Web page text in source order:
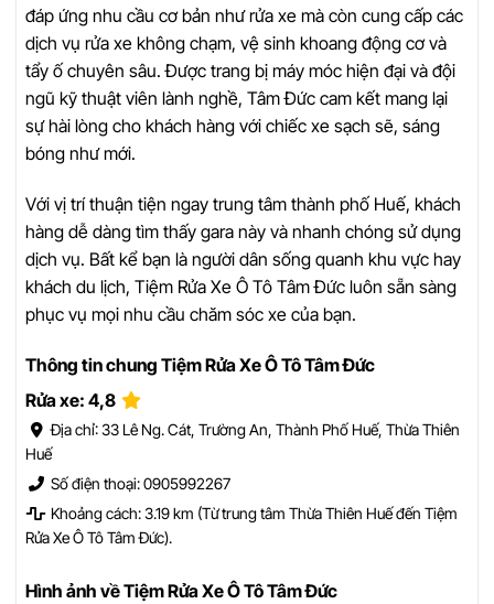
đáp ứng nhu cầu cơ bản như rửa xe mà còn cung cấp các
dịch vụ rửa xe không chạm, vệ sinh khoang động cơ và
tẩy ố chuyên sâu. Được trang bị máy móc hiện đại và đội
ngũ kỹ thuật viên lành nghề, Tâm Đức cam kết mang lại
sự hài lòng cho khách hàng với chiếc xe sạch sẽ, sáng
bóng như mới.
Với vị trí thuận tiện ngay trung tâm thành phố Huế, khách
hàng dễ dàng tìm thấy gara này và nhanh chóng sử dụng
dịch vụ. Bất kể bạn là người dân sống quanh khu vực hay
khách du lịch, Tiệm Rửa Xe Ô Tô Tâm Đức luôn sẵn sàng
phục vụ mọi nhu cầu chăm sóc xe của bạn.
Thông tin chung Tiệm Rửa Xe Ô Tô Tâm Đức
Rửa xe: 4,8
Địa chỉ: 33 Lê Ng. Cát, Trường An, Thành Phố Huế, Thừa Thiên
Huế
Số điện thoại: 0905992267
Khoảng cách: 3.19 km (Từ trung tâm Thừa Thiên Huế đến Tiệm
Rửa Xe Ô Tô Tâm Đức).
Hình ảnh về Tiệm Rửa Xe Ô Tô Tâm Đức